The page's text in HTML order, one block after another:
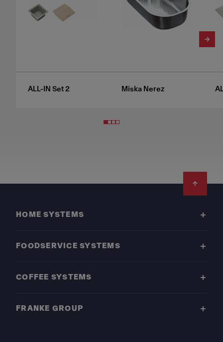
ALL-IN Set 2 Miska Nerez
HOME SYSTEMS
FOODSERVICE SYSTEMS
COFFEE SYSTEMS
FRANKE GROUP